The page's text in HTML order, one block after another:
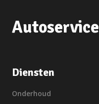
Autoservice
Diensten
Onderhoud